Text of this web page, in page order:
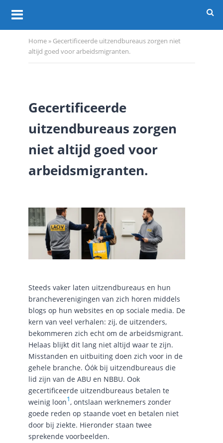
Home» Gecertificeerde uitzendbureaus zorgen niet
altijd goed voor arbeidsmigranten.
Gecertificeerde
uitzendbureaus zorgen
niet altijd goed voor
arbeidsmigranten.
Steeds vaker laten uitzendbureaus en hun
brancheverenigingen van zich horen middels
blogs op hun websites en op sociale media. De
kern van veel verhalen: zij, de uitzenders,
bekommeren zich echt om de arbeidsmigrant.
Helaas blijkt dit lang niet altijd waar te zijn.
Misstanden en uitbuiting doen zich voor in de
gehele branche. Óók bij uitzendbureaus die
lid zijn van de ABU en NBBU. Ook
gecertificeerde uitzendbureaus betalen te
weinig loon1, ontslaan werknemers zonder
goede reden op staande voet en betalen niet
door bij ziekte. Hieronder staan twee
sprekende voorbeelden.